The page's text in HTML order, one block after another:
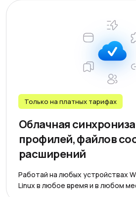
Только на платных тарифаx
Облачная
профилей, файлов
расширений
Работай на любых устройствах
Linux в любое время и в любом